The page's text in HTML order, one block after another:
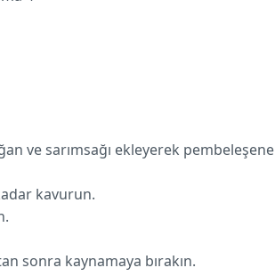
ve sarımsağı ekleyerek pembeleşene
kavurun.
sonra kaynamaya bırakın.